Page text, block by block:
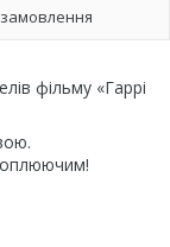
фільму «Гаррі